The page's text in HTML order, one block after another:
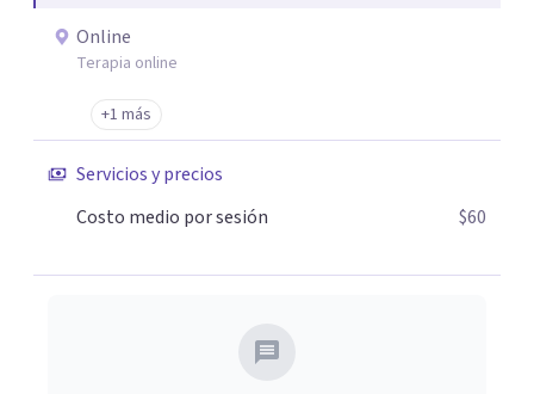
Online
Terapia online
+1 más
Servicios y precios
Costo medio por sesión
$60